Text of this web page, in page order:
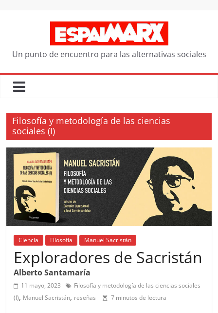
Un punto de encuentro para las alternativas sociales
Filosofía y metodología de las ciencias
sociales (I)
Ciencia Filosofía Manuel Sacristán
Exploradores de Sacristán
Alberto Santamaría
11 mayo, 2023
Filosofía y metodología de las ciencias sociales
(I), Manuel Sacristán, reseñas 7 minutos de lectura